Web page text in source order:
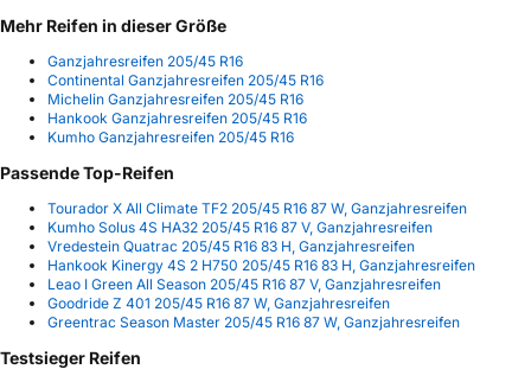
Mehr Reifen in dieser Größe
Ganzjahresreifen 205/45 R16
Continental Ganzjahresreifen 205/45 R16
Michelin Ganzjahresreifen 205/45 R16
Hankook Ganzjahresreifen 205/45 R16
Kumho Ganzjahresreifen 205/45 R16
Passende Top-Reifen
Tourador X All Climate TF2 205/45 R16 87 W, Ganzjahresreifen
Kumho Solus 4S HA32 205/45 R16 87 V, Ganzjahresreifen
Vredestein Quatrac 205/45 R16 83 H, Ganzjahresreifen
Hankook Kinergy 4S 2 H750 205/45 R16 83 H, Ganzjahresreifen
Leao I Green All Season 205/45 R16 87 V, Ganzjahresreifen
Goodride Z 401 205/45 R16 87 W, Ganzjahresreifen
Greentrac Season Master 205/45 R16 87 W, Ganzjahresreifen
Testsieger Reifen